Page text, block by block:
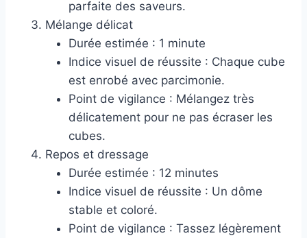
parfaite des saveurs.
Mélange délicat
Durée estimée : 1 minute
Indice visuel de réussite : Chaque cube
est enrobé avec parcimonie.
Point de vigilance : Mélangez très
délicatement pour ne pas écraser les
cubes.
Repos et dressage
Durée estimée : 12 minutes
Indice visuel de réussite : Un dôme
stable et coloré.
Point de vigilance : Tassez légèrement